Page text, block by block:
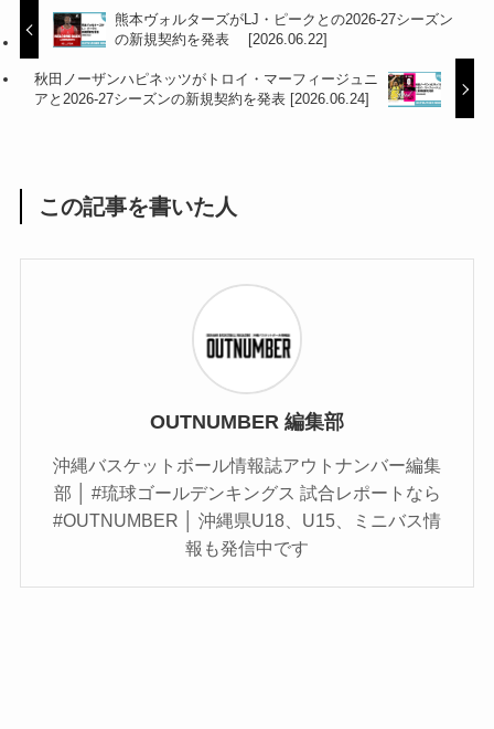
熊本ヴォルターズがLJ・ピークとの2026-27シーズン
の新規契約を発表 [2026.06.22]
秋田ノーザンハピネッツがトロイ・マーフィージュニ
アと2026-27シーズンの新規契約を発表 [2026.06.24]
この記事を書いた人
OUTNUMBER 編集部
沖縄バスケットボール情報誌アウトナンバー編集
部 │ #琉球ゴールデンキングス 試合レポートなら
#OUTNUMBER │ 沖縄県U18、U15、ミニバス情
報も発信中です